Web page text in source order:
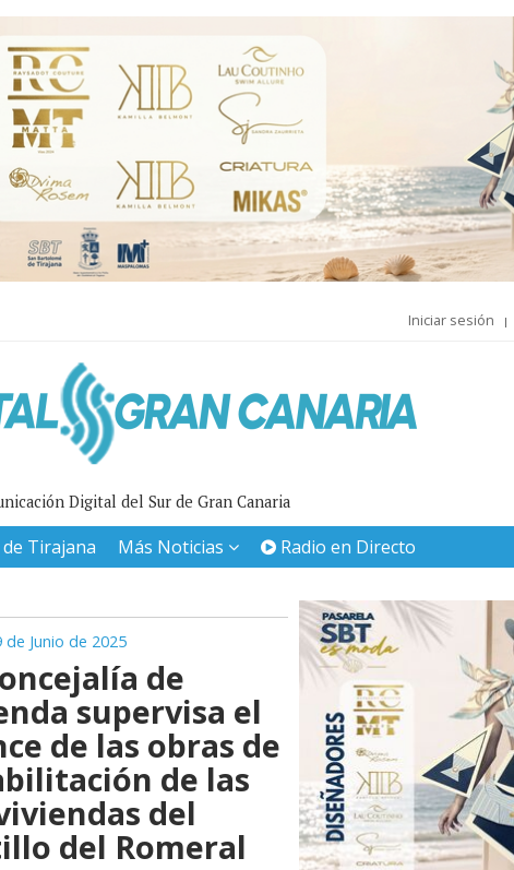
Iniciar sesión
Digital del Sur de Gran Canaria
Tirajana Más Noticias Radio en Directo
de Junio de 2025
de
supervisa el
de las obras de
de las
del
del Romeral